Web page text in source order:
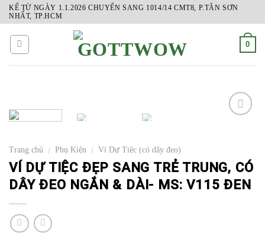
Skip
to
content
KỂ TỪ NGÀY 1.1.2026 CHUYỂN SANG 1014/14 CMT8, P.TÂN SƠN
NHẤT, TP.HCM
0
WISHLIST
Trang chủ / Phụ Kiện / Ví Dự Tiệc (có dây đeo)
VÍ DỰ TIỆC ĐẸP SANG TRẺ TRUNG, CÓ
DÂY ĐEO NGẮN & DÀI- MS: V115 ĐEN